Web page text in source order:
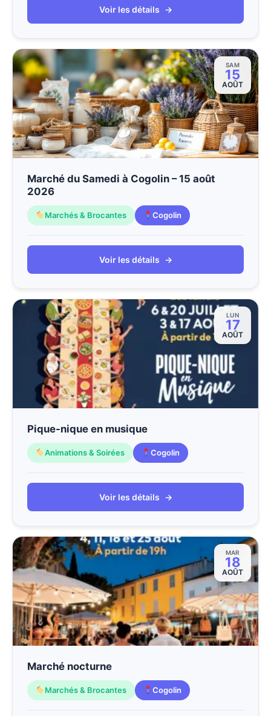
Voir les détails →
SAM
15
AOÛT
Marché du Samedi à Cogolin – 15 août
2026
Marchés & Brocantes Cogolin
Voir les détails →
LUN
17
AOÛT
Pique-nique en musique
Animations & Soirées Cogolin
Voir les détails →
MAR
18
AOÛT
Marché nocturne
Marchés & Brocantes Cogolin